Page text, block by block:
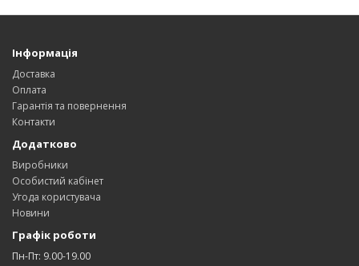
Інформація
Доставка
Оплата
Гарантія та повернення
Контакти
Додатково
Виробники
Особистий кабінет
Угода користувача
Новини
Графік роботи
Пн-Пт: 9.00-19.00